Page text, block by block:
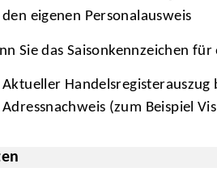
den eigenen Personalausweis
Sie das Saisonkennzeichen
Aktueller
Adressnachweis (zum Beispiel